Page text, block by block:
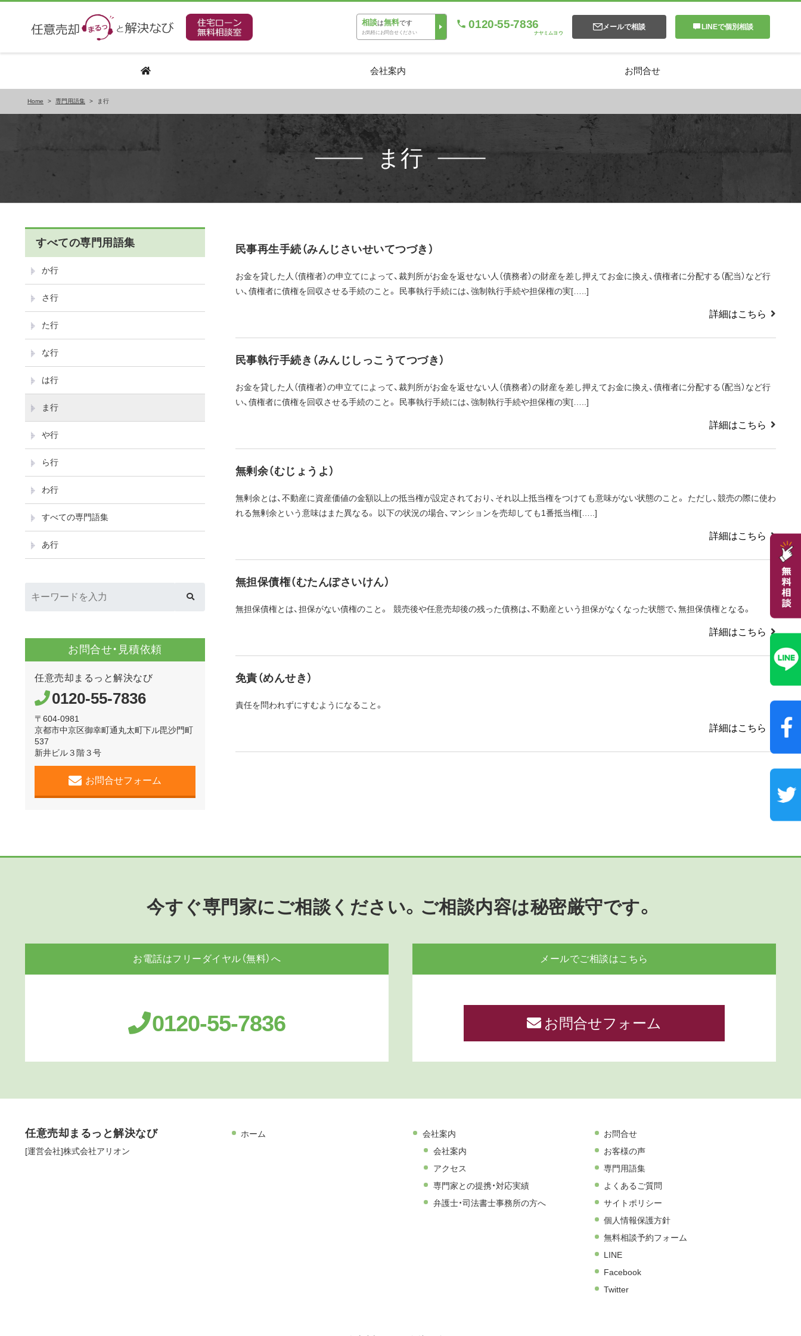
相談は無料です
お気軽にお問合せください
0120-55-7836
ナヤミムヨウ
メールで相談 LINEで個別相談
会社案内 お問合せ
Home > 専門用語集 > ま行
ま行
民事再生手続（みんじさいせいてつづき）
お金を貸した人（債権者）の申立てによって、裁判所がお金を返せない人（債務者）の財産を差し押えてお金に換え、債権者に分配する（配当）など行
い、債権者に債権を回収させる手続のこと。 民事執行手続には、強制執行手続や担保権の実[…..]
詳細はこちら
民事執行手続き（みんじしっこうてつづき）
お金を貸した人（債権者）の申立てによって、裁判所がお金を返せない人（債務者）の財産を差し押えてお金に換え、債権者に分配する（配当）など行
い、債権者に債権を回収させる手続のこと。 民事執行手続には、強制執行手続や担保権の実[…..]
詳細はこちら
無剰余（むじょうよ）
無剰余とは、不動産に資産価値の金額以上の抵当権が設定されており、それ以上抵当権をつけても意味がない状態のこと。 ただし、競売の際に使わ
れる無剰余という意味はまた異なる。 以下の状況の場合、マンションを売却しても1番抵当権[…..]
詳細はこちら
無担保債権（むたんぽさいけん）
無担保債権とは、担保がない債権のこと。 競売後や任意売却後の残った債務は、不動産という担保がなくなった状態で、無担保債権となる。
詳細はこちら
免責（めんせき）
責任を問われずにすむようになること。
詳細はこちら
すべての専門用語集
か行
さ行
た行
な行
は行
ま行
や行
ら行
わ行
すべての専門語集
あ行
お問合せ・見積依頼
任意売却まるっと解決なび
0120-55-7836
〒604-0981
京都市中京区御幸町通丸太町下ル毘沙門町
537
新井ビル３階３号
お問合せフォーム
今すぐ専門家にご相談ください。ご相談内容は秘密厳守です。
お電話はフリーダイヤル（無料）へ
0120-55-7836
メールでご相談はこちら
お問合せフォーム
任意売却まるっと解決なび
[運営会社]株式会社アリオン
ホーム
会社案内
会社案内
アクセス
専門家との提携・対応実績
弁護士・司法書士事務所の方へ
お問合せ
お客様の声
専門用語集
よくあるご質問
サイトポリシー
個人情報保護方針
無料相談予約フォーム
LINE
Facebook
Twitter